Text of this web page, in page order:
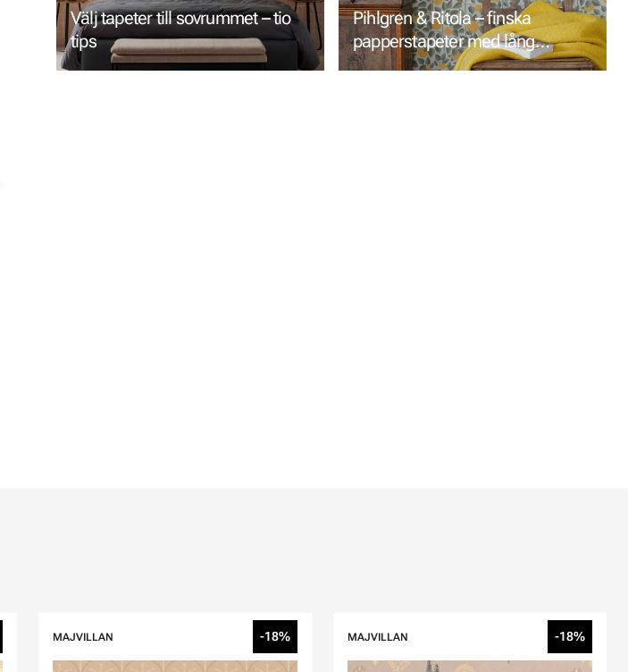
Välj tapeter till sovrummet – tio
tips
Pihlgren & Ritola – finska
papperstapeter med lång
tradition
MAJVILLAN -18% MAJVILLAN -18%